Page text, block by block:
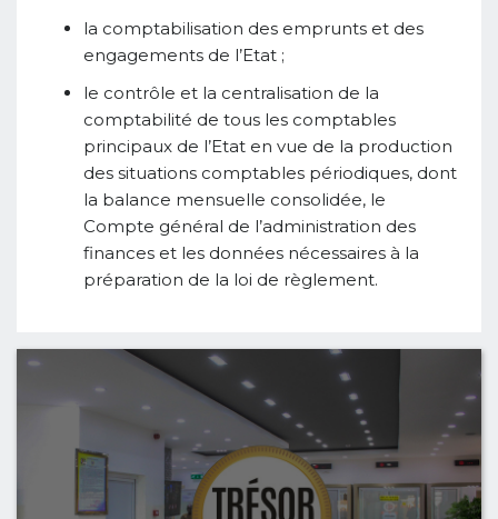
la comptabilisation des emprunts et des
engagements de l’Etat ;
le contrôle et la centralisation de la
comptabilité de tous les comptables
principaux de l’Etat en vue de la production
des situations comptables périodiques, dont
la balance mensuelle consolidée, le
Compte général de l’administration des
finances et les données nécessaires à la
préparation de la loi de règlement.